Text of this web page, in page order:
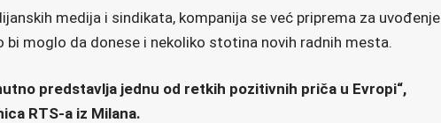
medija i sindikata, kompanija se već priprema za uvođenje
bi moglo da donese i nekoliko stotina novih radnih mesta.
predstavlja jednu od retkih pozitivnih priča u Evropi“,
RTS-a iz Milana.